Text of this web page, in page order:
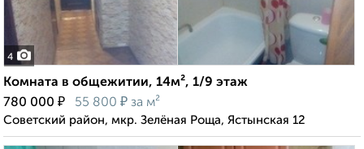
4
Комната в общежитии, 14м², 1/9 этаж
780 000 ₽ 55 800 ₽ за м²
Советский район, мкр. Зелёная Роща, Ястынская 12